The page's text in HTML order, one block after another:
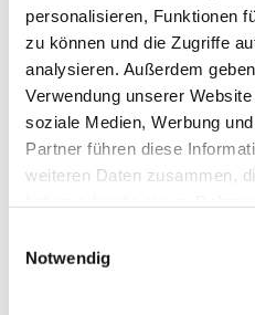
personalisieren, Funktionen
zu können und die Zugriffe
analysieren. Außerdem
Verwendung unserer
soziale Medien, Werbung
Partner führen diese
weiteren Daten zusammen,
Notwendig
Dies